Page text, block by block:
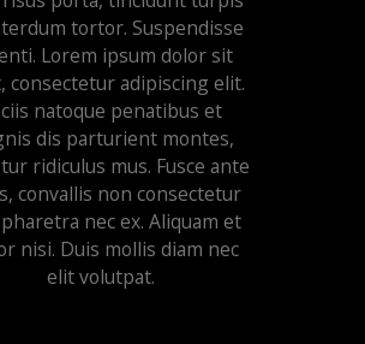
tortor. Suspendisse
Lorem ipsum dolor sit
consectetur adipiscing elit.
natoque penatibus et
dis parturient montes,
ridiculus mus. Fusce ante
convallis non consectetur
nec ex. Aliquam et
nisi. Duis mollis diam nec
elit volutpat.